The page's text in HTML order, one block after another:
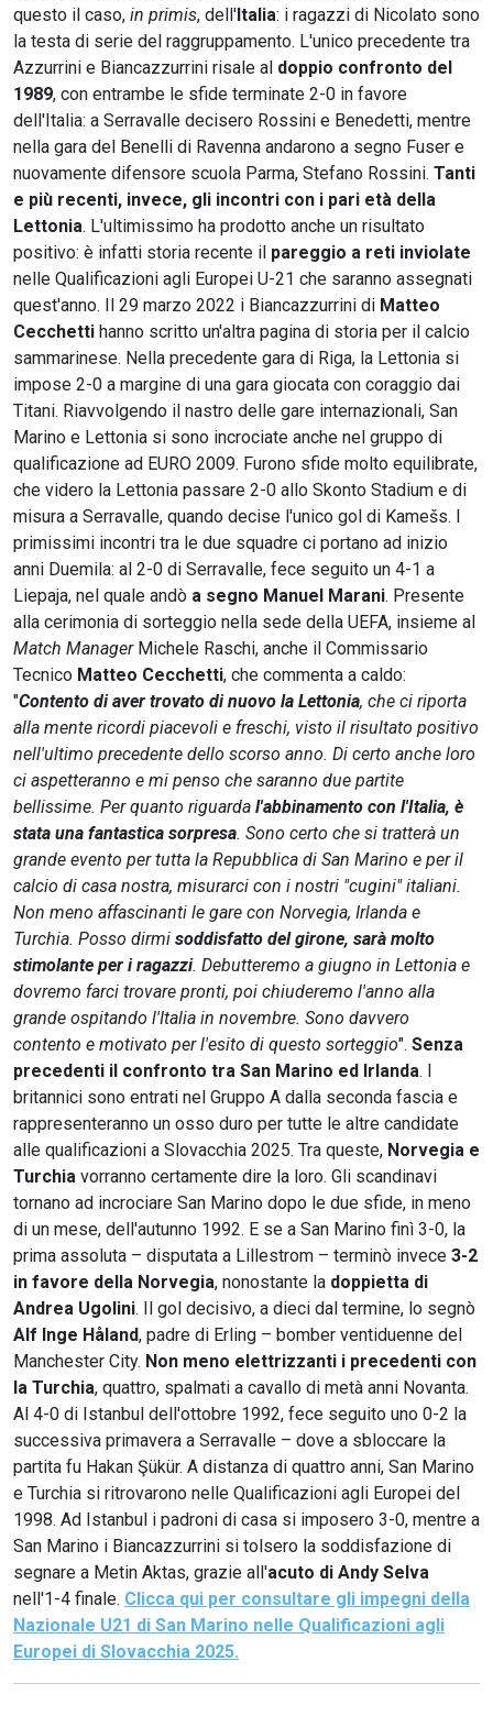
questo il caso, in primis, dell'Italia: i ragazzi di Nicolato sono
la testa di serie del raggruppamento. L'unico precedente tra
Azzurrini e Biancazzurrini risale al doppio confronto del
1989, con entrambe le sfide terminate 2-0 in favore
dell'Italia: a Serravalle decisero Rossini e Benedetti, mentre
nella gara del Benelli di Ravenna andarono a segno Fuser e
nuovamente difensore scuola Parma, Stefano Rossini. Tanti
e più recenti, invece, gli incontri con i pari età della
Lettonia. L'ultimissimo ha prodotto anche un risultato
positivo: è infatti storia recente il pareggio a reti inviolate
nelle Qualificazioni agli Europei U-21 che saranno assegnati
quest'anno. Il 29 marzo 2022 i Biancazzurrini di Matteo
Cecchetti hanno scritto un'altra pagina di storia per il calcio
sammarinese. Nella precedente gara di Riga, la Lettonia si
impose 2-0 a margine di una gara giocata con coraggio dai
Titani. Riavvolgendo il nastro delle gare internazionali, San
Marino e Lettonia si sono incrociate anche nel gruppo di
qualificazione ad EURO 2009. Furono sfide molto equilibrate,
che videro la Lettonia passare 2-0 allo Skonto Stadium e di
misura a Serravalle, quando decise l'unico gol di Kamešs. I
primissimi incontri tra le due squadre ci portano ad inizio
anni Duemila: al 2-0 di Serravalle, fece seguito un 4-1 a
Liepaja, nel quale andò a segno Manuel Marani. Presente
alla cerimonia di sorteggio nella sede della UEFA, insieme al
Match ManagerMichele Raschi, anche il Commissario
Tecnico Matteo Cecchetti, che commenta a caldo:
"Contento di aver trovato di nuovo la Lettonia, che ci riporta
alla mente ricordi piacevoli e freschi, visto il risultato positivo
nell'ultimo precedente dello scorso anno. Di certo anche loro
ci aspetteranno e mi penso che saranno due partite
bellissime. Per quanto riguarda l'abbinamento con l'Italia, è
stata una fantastica sorpresa. Sono certo che si tratterà un
grande evento per tutta la Repubblica di San Marino e per il
calcio di casa nostra, misurarci con i nostri "cugini" italiani.
Non meno affascinanti le gare con Norvegia, Irlanda e
Turchia. Posso dirmi soddisfatto del girone, sarà molto
stimolante per i ragazzi. Debutteremo a giugno in Lettonia e
dovremo farci trovare pronti, poi chiuderemo l'anno alla
grande ospitando l'Italia in novembre. Sono davvero
contento e motivato per l'esito di questo sorteggio". Senza
precedenti il confronto tra San Marino ed Irlanda. I
britannici sono entrati nel Gruppo A dalla seconda fascia e
rappresenteranno un osso duro per tutte le altre candidate
alle qualificazioni a Slovacchia 2025. Tra queste, Norvegia e
Turchia vorranno certamente dire la loro. Gli scandinavi
tornano ad incrociare San Marino dopo le due sfide, in meno
di un mese, dell'autunno 1992. E se a San Marino finì 3-0, la
prima assoluta – disputata a Lillestrom – terminò invece 3-2
in favore della Norvegia, nonostante la doppietta di
Andrea Ugolini. Il gol decisivo, a dieci dal termine, lo segnò
Alf Inge Håland, padre di Erling – bomber ventiduenne del
Manchester City. Non meno elettrizzanti i precedenti con
la Turchia, quattro, spalmati a cavallo di metà anni Novanta.
Al 4-0 di Istanbul dell'ottobre 1992, fece seguito uno 0-2 la
successiva primavera a Serravalle – dove a sbloccare la
partita fu Hakan Şükür. A distanza di quattro anni, San Marino
e Turchia si ritrovarono nelle Qualificazioni agli Europei del
1998. Ad Istanbul i padroni di casa si imposero 3-0, mentre a
San Marino i Biancazzurrini si tolsero la soddisfazione di
segnare a Metin Aktas, grazie all'acuto di Andy Selva
nell'1-4 finale. Clicca qui per consultare gli impegni della
Nazionale U21 di San Marino nelle Qualificazioni agli
Europei di Slovacchia 2025.